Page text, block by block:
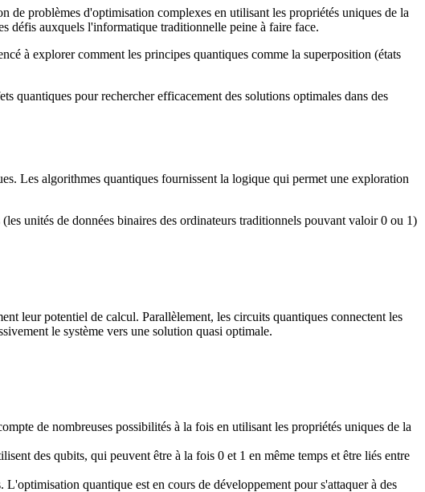
problèmes d'optimisation complexes en utilisant les propriétés uniques de la
défis auxquels l'informatique traditionnelle peine à faire face.
à explorer comment les principes quantiques comme la superposition (états
quantiques pour rechercher efficacement des solutions optimales dans des
Les algorithmes quantiques fournissent la logique qui permet une exploration
unités de données binaires des ordinateurs traditionnels pouvant valoir 0 ou 1)
leur potentiel de calcul. Parallèlement, les circuits quantiques connectent les
le système vers une solution quasi optimale.
de nombreuses possibilités à la fois en utilisant les propriétés uniques de la
des qubits, qui peuvent être à la fois 0 et 1 en même temps et être liés entre
quantique est en cours de développement pour s'attaquer à des